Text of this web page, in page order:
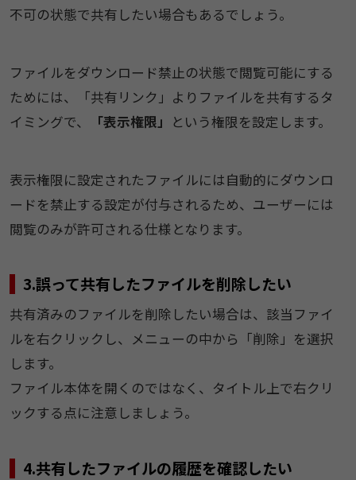
不可の状態で共有したい場合もあるでしょう。
ファイルをダウンロード禁止の状態で閲覧可能にする
ためには、「共有リンク」よりファイルを共有するタ
イミングで、
「表示権限」 という権限を設定します。
表示権限に設定されたファイルには自動的にダウンロ
ードを禁止する設定が付与されるため、ユーザーには
閲覧のみが許可される仕様となります。
3.誤って共有したファイルを削除したい
共有済みのファイルを削除したい場合は、該当ファイ
ルを右クリックし、メニューの中から「削除」を選択
します。
ファイル本体を開くのではなく、タイトル上で右クリ
ックする点に注意しましょう。
4.共有したファイルの履歴を確認したい